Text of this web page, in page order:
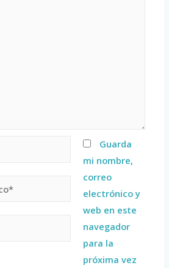
Guarda
mi nombre,
correo
electrónico y
web en este
navegador
para la
próxima vez